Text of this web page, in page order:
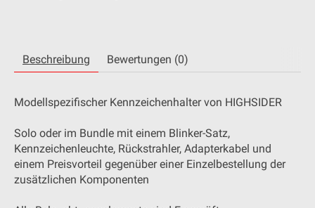
Beschreibung Bewertungen (0)
Modellspezifischer Kennzeichenhalter von HIGHSIDER
Solo oder im Bundle mit einem Blinker-Satz,
Kennzeichenleuchte, Rückstrahler, Adapterkabel und
einem Preisvorteil gegenüber einer Einzelbestellung der
zusätzlichen Komponenten